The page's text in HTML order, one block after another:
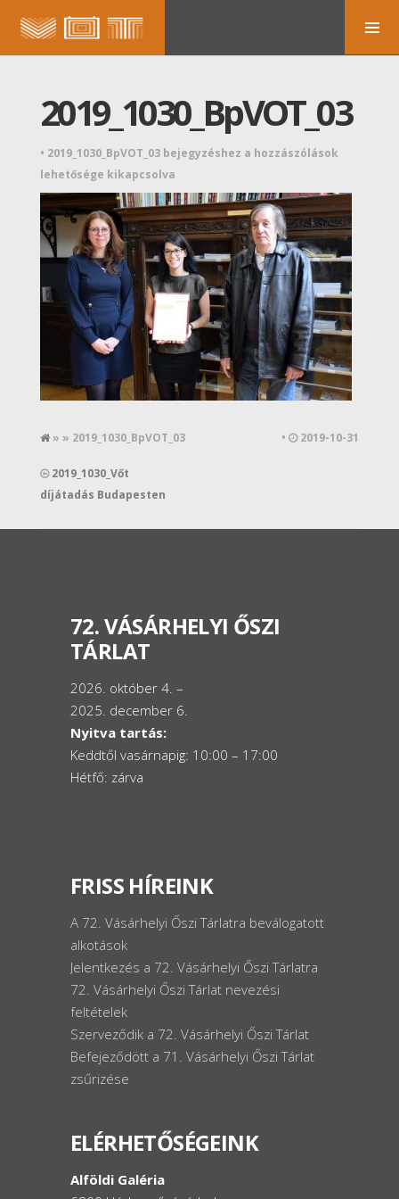
2019_1030_BpVOT_03
• 2019_1030_BpVOT_03 bejegyzéshez a hozzászólások
lehetősége kikapcsolva
» » 2019_1030_BpVOT_03 • 2019-10-31
2019_1030_Vőt
díjátadás Budapesten
72. VÁSÁRHELYI ŐSZI
TÁRLAT
2026. október 4. –
2025. december 6.
Nyitva tartás:
Keddtől vasárnapig: 10:00 – 17:00
Hétfő: zárva
FRISS HÍREINK
A 72. Vásárhelyi Őszi Tárlatra beválogatott
alkotások
Jelentkezés a 72. Vásárhelyi Őszi Tárlatra
72. Vásárhelyi Őszi Tárlat nevezési
feltételek
Szerveződik a 72. Vásárhelyi Őszi Tárlat
Befejeződött a 71. Vásárhelyi Őszi Tárlat
zsűrizése
ELÉRHETŐSÉGEINK
Alföldi Galéria